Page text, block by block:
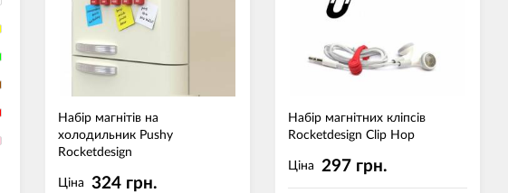
Набір магнітів на
холодильник Pushy
Rocketdesign
Ціна 324 грн.
Набір магнітних кліпсів
Rocketdesign Clip Hop
Ціна 297 грн.